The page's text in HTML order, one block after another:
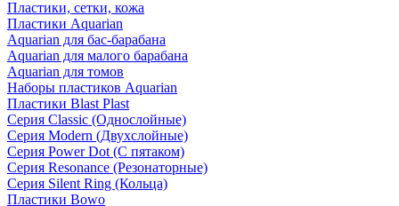
Пластики, сетки, кожа
Пластики Aquarian
Aquarian для бас-барабана
Aquarian для малого барабана
Aquarian для томов
Наборы пластиков Aquarian
Пластики Blast Plast
Серия Classic (Однослойные)
Серия Modern (Двухслойные)
Серия Power Dot (С пятаком)
Серия Resonance (Резонаторные)
Серия Silent Ring (Кольца)
Пластики Bowo